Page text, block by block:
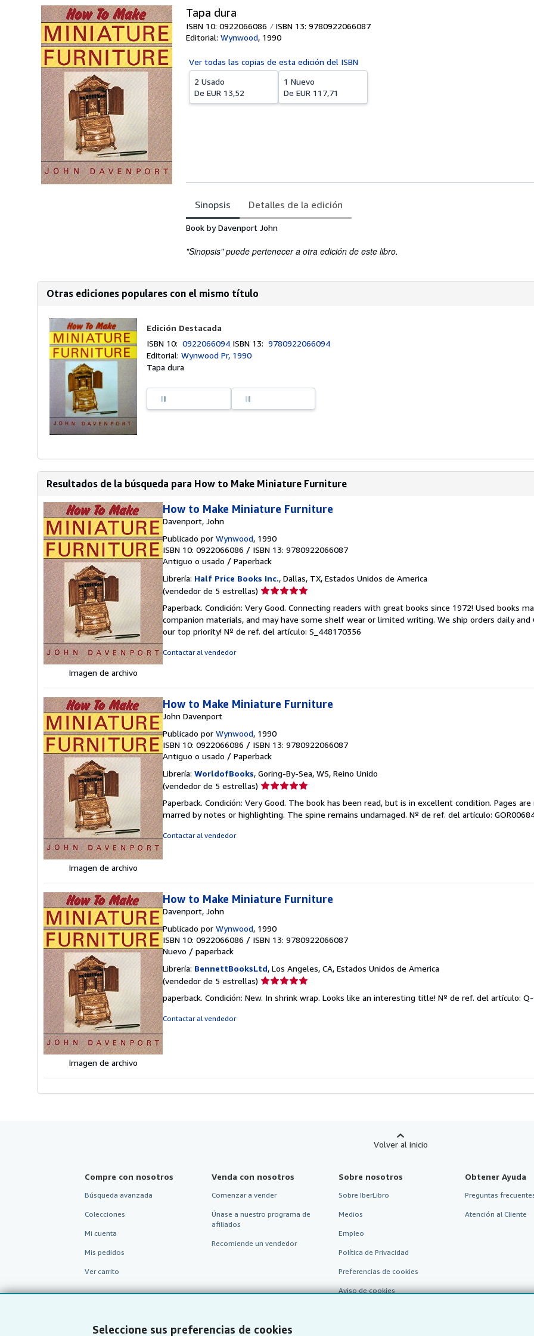
Seleccione sus preferencias de cookies
Tapa dura
ISBN 10: 0922066086
ISBN 13: 9780922066087
Editorial: Wynwood, 1990
Ver todas las copias de esta edición del ISBN
2 Usado
De EUR 13,52
1 Nuevo
De EUR 117,71
Sinopsis Detalles de la edición
Sinopsis
Book by Davenport John
"Sinopsis" puede pertenecer a otra edición de este libro.
Otras ediciones populares con el mismo título
Edición Destacada
ISBN 10:0922066094 ISBN 13:9780922066094
Editorial:Wynwood Pr, 1990
Tapa dura
Resultados de la búsqueda para How to Make Miniature Furniture
Imagen de archivo
How to Make Miniature Furniture
Davenport, John
Publicado por Wynwood, 1990
ISBN 10: 0922066086 / ISBN 13: 9780922066087
Antiguo o usado / Paperback
Librería: Half Price Books Inc., Dallas, TX, Estados Unidos de America
(vendedor de 5 estrellas) Calificación
vendedor:
5
de
Paperback. Condición: Very Good. Connecting readers with great books since 1972! Used books
companion materials, and may have some shelf wear or limited writing. We ship orders daily and
our top priority! Nº de ref. del artículo: S_448170356
Contactar al vendedor
Imagen de archivo
How to Make Miniature Furniture
John Davenport
Publicado por Wynwood, 1990
ISBN 10: 0922066086 / ISBN 13: 9780922066087
Antiguo o usado / Paperback
Librería: WorldofBooks, Goring-By-Sea, WS, Reino Unido
(vendedor de 5 estrellas) Calificación
vendedor:
5
Paperback. Condición: Very Good. The book has been read, but is in excellent condition. Pages
marred by notes or highlighting. The spine remains undamaged. Nº de ref. del artículo:
Contactar al vendedor
Imagen de archivo
How to Make Miniature Furniture
Davenport, John
Publicado por Wynwood, 1990
ISBN 10: 0922066086 / ISBN 13: 9780922066087
Nuevo / paperback
Librería: BennettBooksLtd, Los Angeles, CA, Estados Unidos de America
(vendedor de 5 estrellas) Calificación
vendedor:
paperback. Condición: New. In shrink wrap. Looks like an interesting title! Nº de ref. del artículo:
Contactar al vendedor
Volver al inicio
Compre con nosotros
Búsqueda avanzada
Colecciones
Mi cuenta
Mis pedidos
Ver carrito
Venda con nosotros
Comenzar a vender
Únase a nuestro programa de
afiliados
Recomiende un vendedor
Sobre nosotros
Sobre IberLibro
Medios
Empleo
Política de Privacidad
Preferencias de cookies
Aviso de cookies
Obtener Ayuda
Preguntas
Atención al Cliente